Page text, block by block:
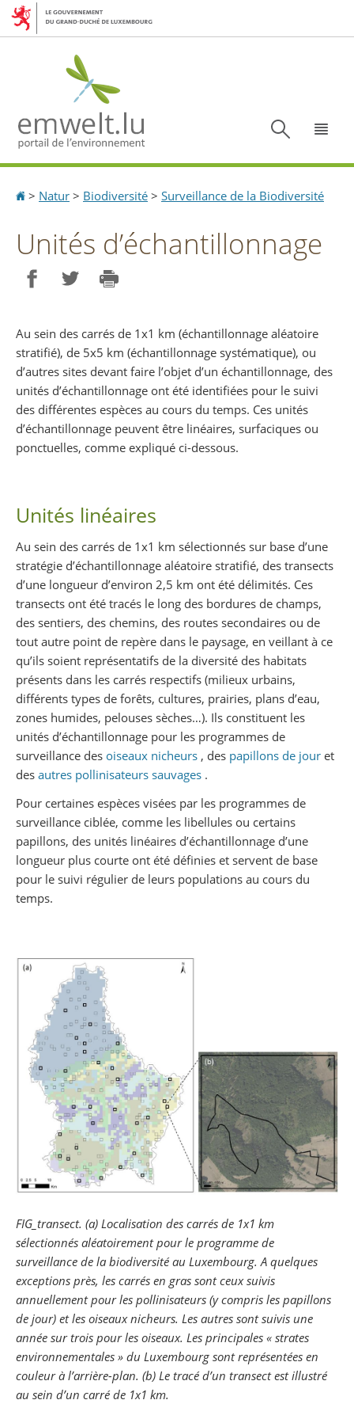
Aller
Aller
Accueil
> Natur > Biodiversité > Surveillance de la Biodiversité
Unités d’échantillonnage
Au sein des carrés de 1x1 km (échantillonnage aléatoire
stratifié), de 5x5 km (échantillonnage systématique), ou
d’autres sites devant faire l’objet d’un échantillonnage, des
unités d’échantillonnage ont été identifiées pour le suivi
des différentes espèces au cours du temps. Ces unités
d’échantillonnage peuvent être linéaires, surfaciques ou
ponctuelles, comme expliqué ci-dessous.
Unités linéaires
Au sein des carrés de 1x1 km sélectionnés sur base d’une
stratégie d’échantillonnage aléatoire stratifié, des transects
d’une longueur d’environ 2,5 km ont été délimités. Ces
transects ont été tracés le long des bordures de champs,
des sentiers, des chemins, des routes secondaires ou de
tout autre point de repère dans le paysage, en veillant à ce
qu’ils soient représentatifs de la diversité des habitats
présents dans les carrés respectifs (milieux urbains,
différents types de forêts, cultures, prairies, plans d’eau,
zones humides, pelouses sèches…). Ils constituent les
unités d’échantillonnage pour les programmes de
surveillance des oiseaux nicheurs , des papillons de jour et
des autres pollinisateurs sauvages .
Pour certaines espèces visées par les programmes de
surveillance ciblée, comme les libellules ou certains
papillons, des unités linéaires d’échantillonnage d’une
longueur plus courte ont été définies et servent de base
pour le suivi régulier de leurs populations au cours du
temps.
FIG_transect. (a) Localisation des carrés de 1x1 km
sélectionnés aléatoirement pour le programme de
surveillance de la biodiversité au Luxembourg. A quelques
exceptions près, les carrés en gras sont ceux suivis
annuellement pour les pollinisateurs (y compris les papillons
de jour) et les oiseaux nicheurs. Les autres sont suivis une
année sur trois pour les oiseaux. Les principales « strates
environnementales » du Luxembourg sont représentées en
couleur à l’arrière-plan. (b) Le tracé d’un transect est illustré
au sein d’un carré de 1x1 km.